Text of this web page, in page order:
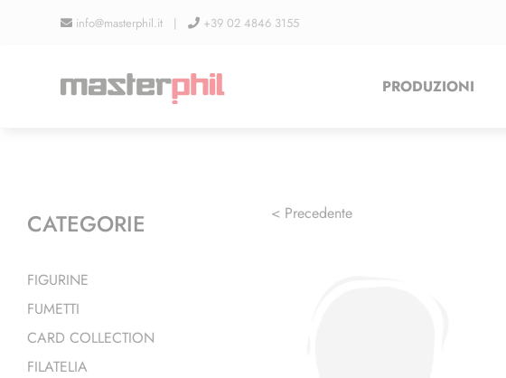
info@masterphil.it | +39 02 4846 3155
PRODUZIONI
< Precedente
CATEGORIE
FIGURINE
FUMETTI
CARD COLLECTION
FILATELIA